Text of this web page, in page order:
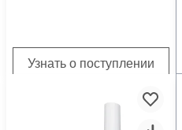
Узнать о поступлении